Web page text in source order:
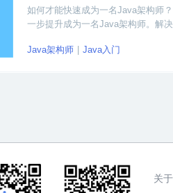
如何才能快速成为一名Java架构师
一步提升成为一名Java架构师。解
Java架构师
Java入门
关